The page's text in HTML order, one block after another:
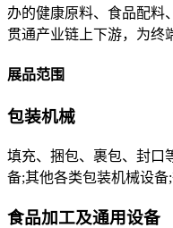
办的健康原料、食品配料
贯通产业链上下游，为终
展品范围
包装机械
填充、捆包、裹包、封口
备;其他各类包装机械设备
食品加工及通用设备